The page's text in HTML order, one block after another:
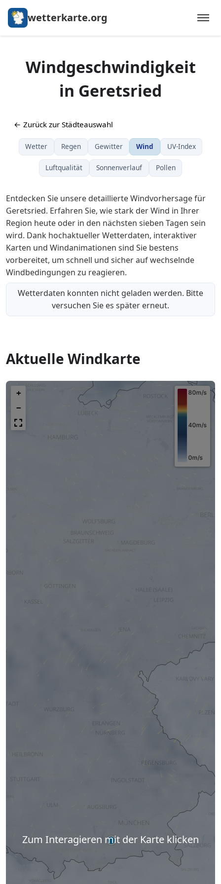
wetterkarte.org
Windgeschwindigkeit
in Geretsried
← Zurück zur Städteauswahl
Wetter Regen Gewitter Wind UV-Index
Luftqualität Sonnenverlauf Pollen
Entdecken Sie unsere detaillierte Windvorhersage für
Geretsried. Erfahren Sie, wie stark der Wind in Ihrer
Region heute oder in den nächsten sieben Tagen sein
wird. Dank hochaktueller Wetterdaten, interaktiver
Karten und Windanimationen sind Sie bestens
vorbereitet, um schnell und sicher auf wechselnde
Windbedingungen zu reagieren.
Wetterdaten konnten nicht geladen werden. Bitte
versuchen Sie es später erneut.
Aktuelle Windkarte
+
−
Zum Interagieren mit der Karte klicken